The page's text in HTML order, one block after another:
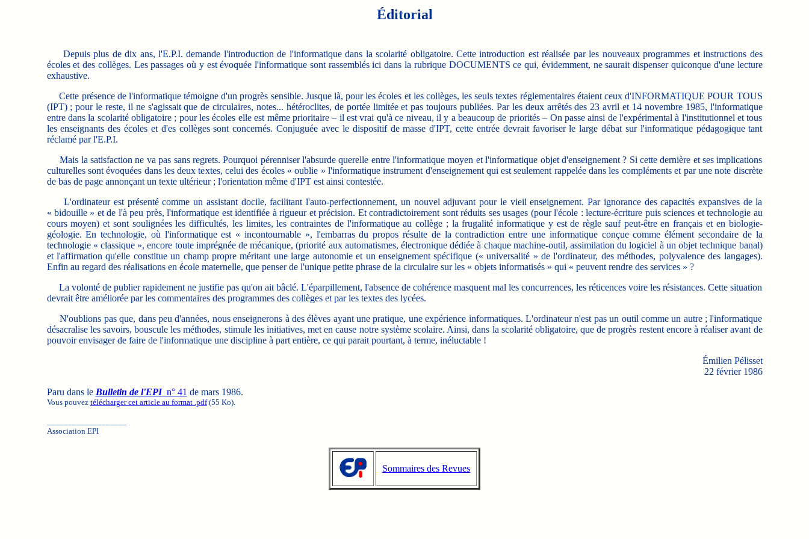
Éditorial
Depuis plus de dix ans, l'E.P.I. demande l'introduction de l'informatique dans la scolarité obligatoire. Cette introduction est réalisée par les nouveaux programmes et instructions des
écoles et des collèges. Les passages où y est évoquée l'informatique sont rassemblés ici dans la rubrique DOCUMENTS ce qui, évidemment, ne saurait dispenser quiconque d'une lecture
exhaustive.
Cette présence de l'informatique témoigne d'un progrès sensible. Jusque là, pour les écoles et les collèges, les seuls textes réglementaires étaient ceux d'INFORMATIQUE POUR TOUS
(IPT) ; pour le reste, il ne s'agissait que de circulaires, notes... hétéroclites, de portée limitée et pas toujours publiées. Par les deux arrêtés des 23 avril et 14 novembre 1985, l'informatique
entre dans la scolarité obligatoire ; pour les écoles elle est même prioritaire – il est vrai qu'à ce niveau, il y a beaucoup de priorités – On passe ainsi de l'expérimental à l'institutionnel et tous
les enseignants des écoles et d'es collèges sont concernés. Conjuguée avec le dispositif de masse d'IPT, cette entrée devrait favoriser le large débat sur l'informatique pédagogique tant
réclamé par l'E.P.I.
Mais la satisfaction ne va pas sans regrets. Pourquoi pérenniser l'absurde querelle entre l'informatique moyen et l'informatique objet d'enseignement ? Si cette dernière et ses implications
culturelles sont évoquées dans les deux textes, celui des écoles « oublie » l'informatique instrument d'enseignement qui est seulement rappelée dans les compléments et par une note discrète
de bas de page annonçant un texte ultérieur ; l'orientation même d'IPT est ainsi contestée.
L'ordinateur est présenté comme un assistant docile, facilitant l'auto-perfectionnement, un nouvel adjuvant pour le vieil enseignement. Par ignorance des capacités expansives de la
« bidouille » et de l'à peu près, l'informatique est identifiée à rigueur et précision. Et contradictoirement sont réduits ses usages (pour l'école : lecture-écriture puis sciences et technologie au
cours moyen) et sont soulignées les difficultés, les limites, les contraintes de l'informatique au collège ; la frugalité informatique y est de règle sauf peut-être en français et en biologie-
géologie. En technologie, où l'informatique est « incontournable », l'embarras du propos résulte de la contradiction entre une informatique conçue comme élément secondaire de la
technologie « classique », encore toute imprégnée de mécanique, (priorité aux automatismes, électronique dédiée à chaque machine-outil, assimilation du logiciel à un objet technique banal)
et l'affirmation qu'elle constitue un champ propre méritant une large autonomie et un enseignement spécifique (« universalité » de l'ordinateur, des méthodes, polyvalence des langages).
Enfin au regard des réalisations en école maternelle, que penser de l'unique petite phrase de la circulaire sur les « objets informatisés » qui « peuvent rendre des services » ?
La volonté de publier rapidement ne justifie pas qu'on ait bâclé. L'éparpillement, l'absence de cohérence masquent mal les concurrences, les réticences voire les résistances. Cette situation
devrait être améliorée par les commentaires des programmes des collèges et par les textes des lycées.
N'oublions pas que, dans peu d'années, nous enseignerons à des élèves ayant une pratique, une expérience informatiques. L'ordinateur n'est pas un outil comme un autre ; l'informatique
désacralise les savoirs, bouscule les méthodes, stimule les initiatives, met en cause notre système scolaire. Ainsi, dans la scolarité obligatoire, que de progrès restent encore à réaliser avant de
pouvoir envisager de faire de l'informatique une discipline à part entière, ce qui parait pourtant, à terme, inéluctable !
Émilien Pélisset
22 février 1986
Paru dans le Bulletin de l'EPIn° 41 de mars 1986.
Vous pouvez télécharger cet article au format .pdf(55 Ko).
Association EPI
Sommaires des Revues